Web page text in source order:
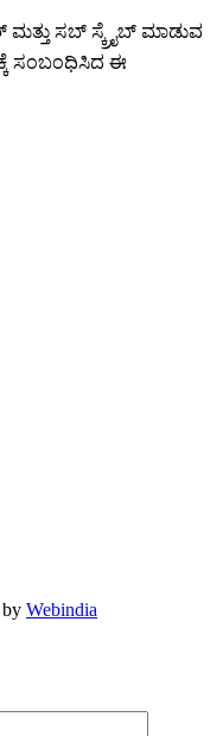
ಮತ್ತು ಸಬ್ ಸ್ಕ್ರೈಬ್ ಮಾಡುವ
ಸಂಬಂಧಿಸಿದ ಈ
Webindia